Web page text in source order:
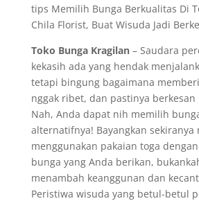
tips Memilih Bunga Berkualitas Di
Chila Florist, Buat Wisuda Jadi
Toko Bunga Kragilan– Saudara
kekasih ada yang hendak
tetapi bingung bagaimana
nggak ribet, dan pastinya
Nah, Anda dapat nih memilih
alternatifnya! Bayangkan sekiranya
menggunakan pakaian toga
bunga yang Anda berikan,
menambah keanggunan dan
Peristiwa wisuda yang betul-betul